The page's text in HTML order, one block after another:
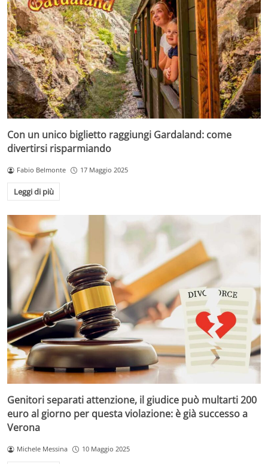
Con un unico biglietto raggiungi Gardaland: come
divertirsi risparmiando
Fabio Belmonte 17 Maggio 2025
Leggi di più
Genitori separati attenzione, il giudice può multarti 200
euro al giorno per questa violazione: è già successo a
Verona
Michele Messina 10 Maggio 2025